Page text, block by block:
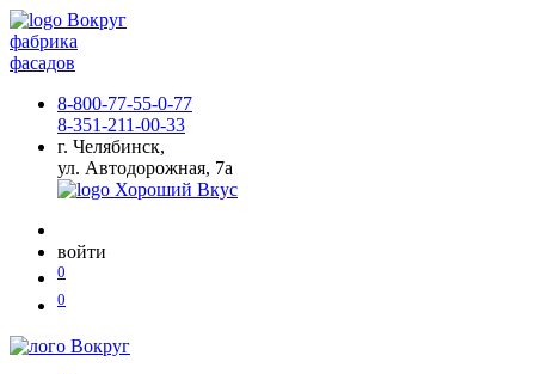
фабрика
фасадов
8-800-77-55-0-77
8-351-211-00-33
г. Челябинск,
ул. Автодорожная, 7а
войти
0
0